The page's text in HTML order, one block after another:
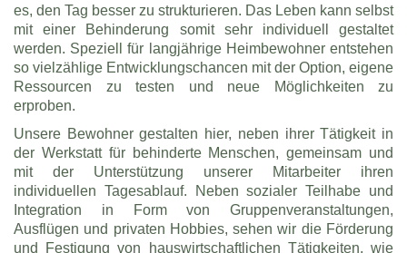
es, den Tag besser zu strukturieren. Das Leben kann selbst
mit einer Behinderung somit sehr individuell gestaltet
werden. Speziell für langjährige Heimbewohner entstehen
so vielzählige Entwicklungschancen mit der Option, eigene
Ressourcen zu testen und neue Möglichkeiten zu
erproben.
Unsere Bewohner gestalten hier, neben ihrer Tätigkeit in
der Werkstatt für behinderte Menschen, gemeinsam und
mit der Unterstützung unserer Mitarbeiter ihren
individuellen Tagesablauf. Neben sozialer Teilhabe und
Integration in Form von Gruppenveranstaltungen,
Ausflügen und privaten Hobbies, sehen wir die Förderung
und Festigung von hauswirtschaftlichen Tätigkeiten, wie